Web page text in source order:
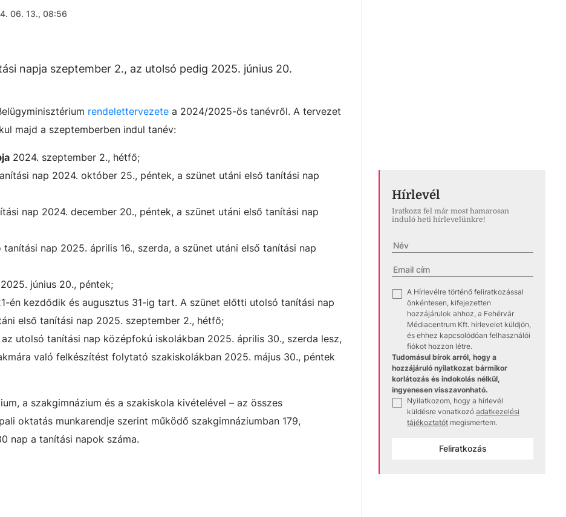
06. 13., 08:56
napja szeptember 2., az utolsó pedig 2025. június 20.
rendelettervezete a 2024/2025-ös tanévről. A tervezet
majd a szeptemberben indul tanév:
2024. szeptember 2., hétfő;
nap 2024. október 25., péntek, a szünet utáni első tanítási nap
nap 2024. december 20., péntek, a szünet utáni első tanítási nap
nap 2025. április 16., szerda, a szünet utáni első tanítási nap
2025. június 20., péntek;
én kezdődik és augusztus 31-ig tart. A szünet előtti utolsó tanítási nap
első tanítási nap 2025. szeptember 2., hétfő;
utolsó tanítási nap középfokú iskolákban 2025. április 30., szerda lesz,
való felkészítést folytató szakiskolákban 2025. május 30., péntek
a szakgimnázium és a szakiskola kivételével – az összes
oktatás munkarendje szerint működő szakgimnáziumban 179,
nap a tanítási napok száma.
Hírlevél
Iratkozz fel már most hamarosan
induló heti hírlevelünkre!
A Hírlevélre történő feliratkozással
önkéntesen, kifejezetten
hozzájárulok ahhoz, a Fehérvár
Médiacentrum Kft. hírlevelet küldjön,
és ehhez kapcsolódóan felhasználói
fiókot hozzon létre.
Tudomásul bírok arról, hogy a
hozzájáruló nyilatkozat bármikor
korlátozás és indokolás nélkül,
ingyenesen visszavonható.
Nyilatkozom, hogy a hírlevél
küldésre vonatkozó adatkezelési
tájékoztatót megismertem.
Feliratkozás